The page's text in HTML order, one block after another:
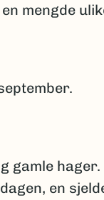
mengde
gamle
en